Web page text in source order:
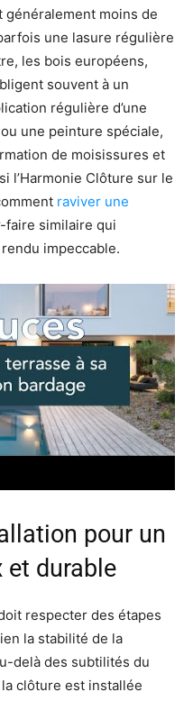
généralement moins de
une lasure régulière
les bois européens,
souvent à un
régulière d’une
une peinture spéciale,
de moisissures et
l’Harmonie Clôture sur le
raviver une
faire similaire qui
impeccable.
pour un
et durable
respecter des étapes
la stabilité de la
delà des subtilités du
clôture est installée